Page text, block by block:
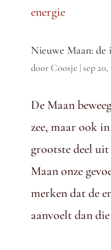
Nieuwe Maan: de
doorCoosje |sep 20,
De Maan
zee, maar ook
grootste deel
Maan onze
merken dat de
aanvoelt dan